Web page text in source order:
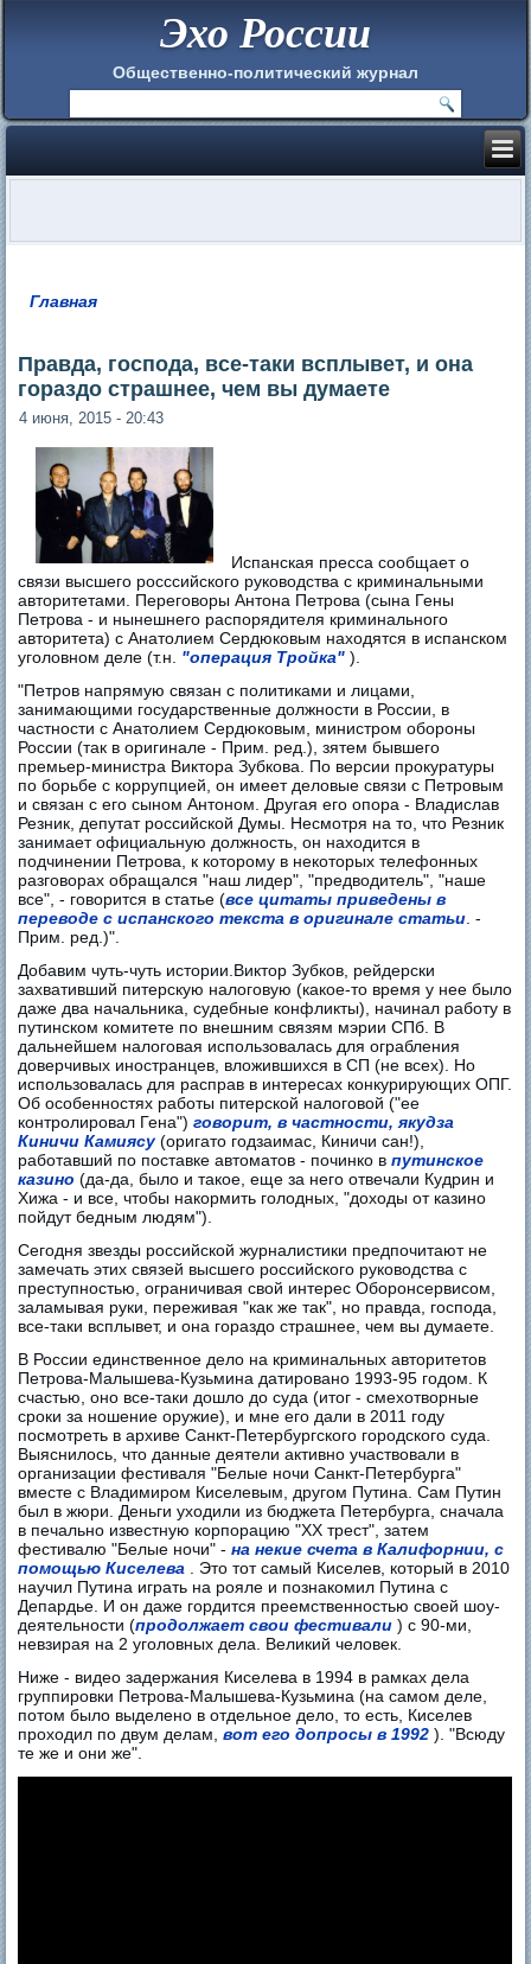
Эхо России
Общественно-политический журнал
Главная
Правда, господа, все-таки всплывет, и она
гораздо страшнее, чем вы думаете
4 июня, 2015 - 20:43
Испанская пресса сообщает о
связи высшего росссийского руководства с криминальными
авторитетами. Переговоры Антона Петрова (сына Гены
Петрова - и нынешнего распорядителя криминального
авторитета) с Анатолием Сердюковым находятся в испанском
уголовном деле (т.н. "операция Тройка").
"Петров напрямую связан с политиками и лицами,
занимающими государственные должности в России, в
частности с Анатолием Сердюковым, министром обороны
России (так в оригинале - Прим. ред.), зятем бывшего
премьер-министра Виктора Зубкова. По версии прокуратуры
по борьбе с коррупцией, он имеет деловые связи с Петровым
и связан с его сыном Антоном. Другая его опора - Владислав
Резник, депутат российской Думы. Несмотря на то, что Резник
занимает официальную должность, он находится в
подчинении Петрова, к которому в некоторых телефонных
разговорах обращался "наш лидер", "предводитель", "наше
все", - говорится в статье (все цитаты приведены в
переводе с испанского текста в оригинале статьи . -
Прим. ред.)".
Добавим чуть-чуть истории.Виктор Зубков, рейдерски
захвативший питерскую налоговую (какое-то время у нее было
даже два начальника, судебные конфликты), начинал работу в
путинском комитете по внешним связям мэрии СПб. В
дальнейшем налоговая использовалась для ограбления
доверчивых иностранцев, вложившихся в СП (не всех). Но
использовалась для расправ в интересах конкурирующих ОПГ.
Об особенностях работы питерской налоговой ("ее
контролировал Гена")говорит, в частности, якудза
Киничи Камиясу(оригато годзаимас, Киничи сан!),
работавший по поставке автоматов - починко впутинское
казино (да-да, было и такое, еще за него отвечали Кудрин и
Хижа - и все, чтобы накормить голодных, "доходы от казино
пойдут бедным людям").
Сегодня звезды российской журналистики предпочитают не
замечать этих связей высшего российского руководства с
преступностью, ограничивая свой интерес Оборонсервисом,
заламывая руки, переживая "как же так", но правда, господа,
все-таки всплывет, и она гораздо страшнее, чем вы думаете.
В России единственное дело на криминальных авторитетов
Петрова-Малышева-Кузьмина датировано 1993-95 годом. К
счастью, оно все-таки дошло до суда (итог - смехотворные
сроки за ношение оружие), и мне его дали в 2011 году
посмотреть в архиве Санкт-Петербургского городского суда.
Выяснилось, что данные деятели активно участвовали в
организации фестиваля "Белые ночи Санкт-Петербурга"
вместе с Владимиром Киселевым, другом Путина. Сам Путин
был в жюри. Деньги уходили из бюджета Петербурга, сначала
в печально известную корпорацию "XX трест", затем
фестивалю "Белые ночи" -на некие счета в Калифорнии, с
помощью Киселева . Это тот самый Киселев, который в 2010
научил Путина играть на рояле и познакомил Путина с
Депардье. И он даже гордится преемственностью своей шоу-
деятельности (продолжает свои фестивали ) с 90-ми,
невзирая на 2 уголовных дела. Великий человек.
Ниже - видео задержания Киселева в 1994 в рамках дела
группировки Петрова-Малышева-Кузьмина (на самом деле,
потом было выделено в отдельное дело, то есть, Киселев
проходил по двум делам,вот его допросы в 1992 ). "Всюду
те же и они же".